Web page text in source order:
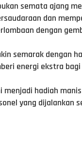
semata ajang
dan
dengan
semarak dengan
energi ekstra
menjadi hadiah
yang dijalankan